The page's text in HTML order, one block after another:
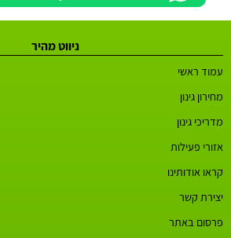
ניווט מהיר
עמוד ראשי
מחירון גינון
מדריכי גינון
אזורי פעילות
קראו אודותינו
יצירת קשר
פרסום באתר